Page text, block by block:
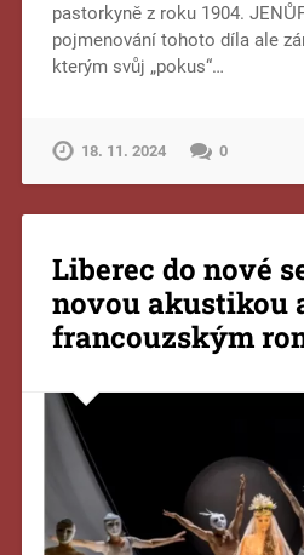
pastorkyně z roku 1904.
pojmenování tohoto díla ale
kterým svůj „pokus“…
18. 11. 2024 0
Liberec do nové
novou akustikou
francouzským